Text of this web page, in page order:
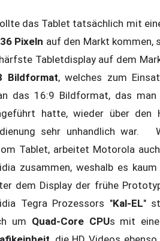
das Tablet tatsächlich mit
Pixeln auf den Markt kommen,
Tabletdisplay auf dem
Bildformat, welches zum
das 16:9 Bildformat, das
hatte, wieder über den
sehr unhandlich war.
Tablet, arbeitet Motorola
zusammen, weshalb es
dem Display der frühe
Tegra Prozessors "Kal-EL"
um Quad-Core CPUs mit